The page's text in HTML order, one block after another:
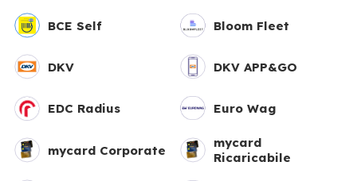
BCE Self Bloom Fleet
DKV DKV APP&GO
EDC Radius Euro Wag
mycard Corporate
mycard
Ricaricabile